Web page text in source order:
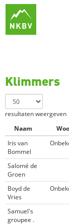
Klimmers
resultaten weergeven
Naam
Iris van
Bommel
Salomé de
Groen
Boyd de
Vries
Samuel's
groupee .